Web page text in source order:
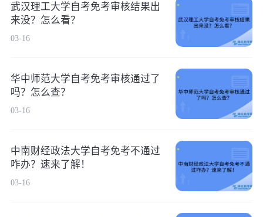
武汉理工大学自考免考审核结果出
来没？怎么看？
03-16
华中师范大学自考免考审核通过了
吗？怎么查？
03-16
中南财经政法大学自考免考不通过
咋办？速来了解！
03-16